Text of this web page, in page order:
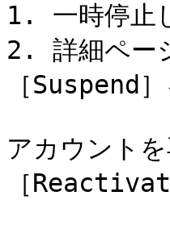
1. 一時停止
2. 詳細ペー
［Suspend
アカウント
［